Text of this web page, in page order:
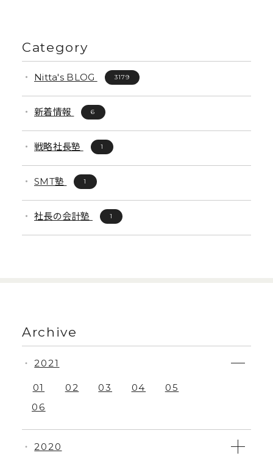
Category
Nitta's BLOG 3179
新着情報 6
戦略社長塾 1
SMT塾 1
社長の会計塾 1
Archive
・ 2020
・ 2021
01 02 03 04
05
06